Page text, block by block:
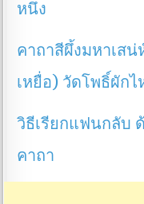
หนึ่ง
คาถาสีผึ้งมหาเส
เหยื่อ) วัดโพธิ์ผักไ
วิธีเรียกแฟนกลับ
คาถา